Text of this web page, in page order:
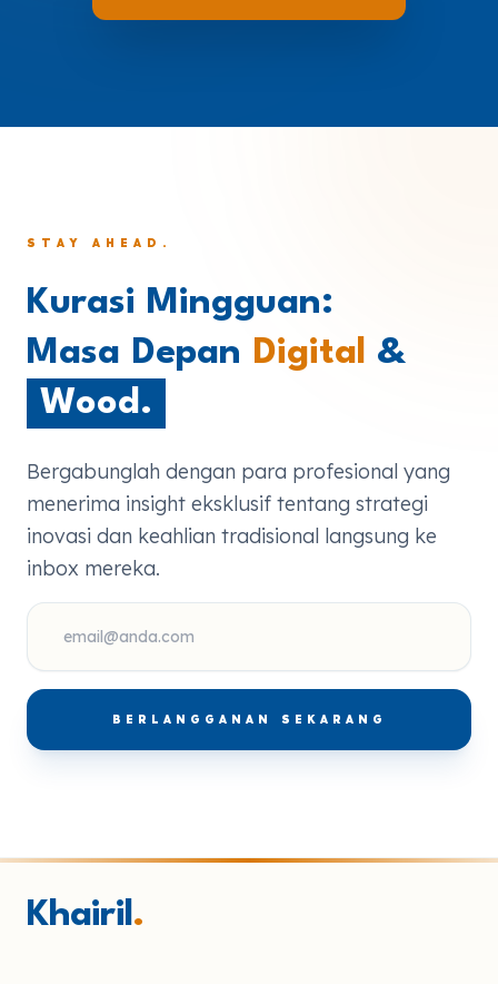
STAY AHEAD.
Kurasi Mingguan:
Masa Depan Digital &
Wood.
Bergabunglah dengan para profesional yang
menerima insight eksklusif tentang strategi
inovasi dan keahlian tradisional langsung ke
inbox mereka.
BERLANGGANAN SEKARANG
Khairil.